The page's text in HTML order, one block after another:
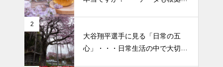
2026 今年初めての投稿・・・
「食生活習慣の改善」が今年の
2
大谷翔平選手に見る「日常の五
心」・・・日常生活の中で大切